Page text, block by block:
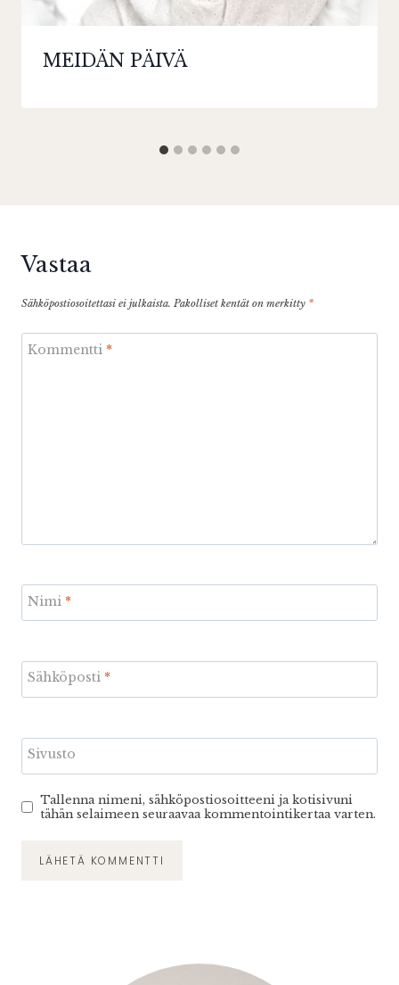
MEIDÄN PÄIVÄ
Vastaa
Sähköpostiosoitettasi ei julkaista. Pakolliset kentät on merkitty *
Kommentti *
Nimi *
Sähköposti *
Sivusto
Tallenna nimeni, sähköpostiosoitteeni ja kotisivuni
tähän selaimeen seuraavaa kommentointikertaa varten.